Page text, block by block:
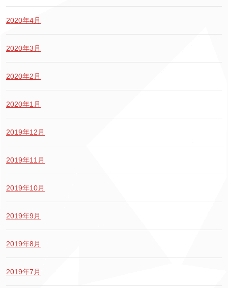
2020年4月
2020年3月
2020年2月
2020年1月
2019年12月
2019年11月
2019年10月
2019年9月
2019年8月
2019年7月